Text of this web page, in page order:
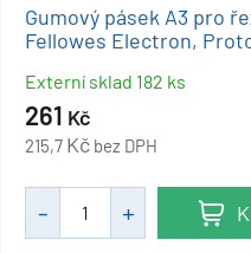
Gumový pásek A3 pro
Fellowes Electron,
Externí sklad 182 ks
261 Kč
215,7 Kč bez DPH